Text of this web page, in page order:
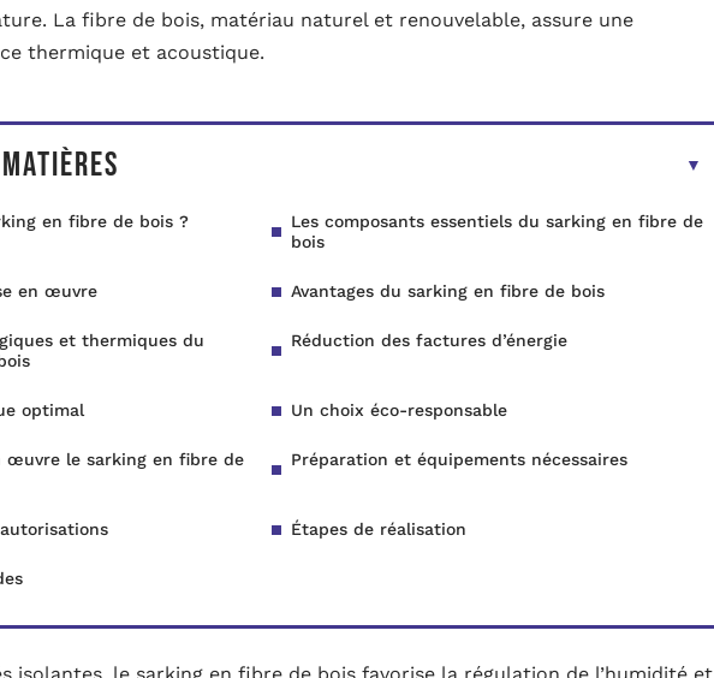
La fibre de bois, matériau naturel et renouvelable, assure une
thermique et acoustique.
en fibre de bois ?
Les composants essentiels du sarking en fibre de
bois
en œuvre Avantages du sarking en fibre de bois
et thermiques du
Réduction des factures d’énergie
optimal Un choix éco-responsable
œuvre le sarking en fibre de
Préparation et équipements nécessaires
Étapes de réalisation